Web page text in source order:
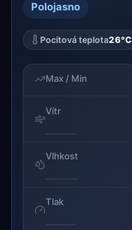
Polojasno
Pocitová teplota26°C
Max / Min
Vítr
Vlhkost
Tlak